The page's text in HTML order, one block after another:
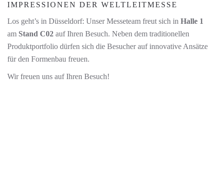
IMPRESSIONEN DER WELTLEITMESSE
Los geht’s in Düsseldorf: Unser Messeteam freut sich in Halle 1
am Stand C02 auf Ihren Besuch. Neben dem traditionellen
Produktportfolio dürfen sich die Besucher auf innovative Ansätze
für den Formenbau freuen.
Wir freuen uns auf Ihren Besuch!